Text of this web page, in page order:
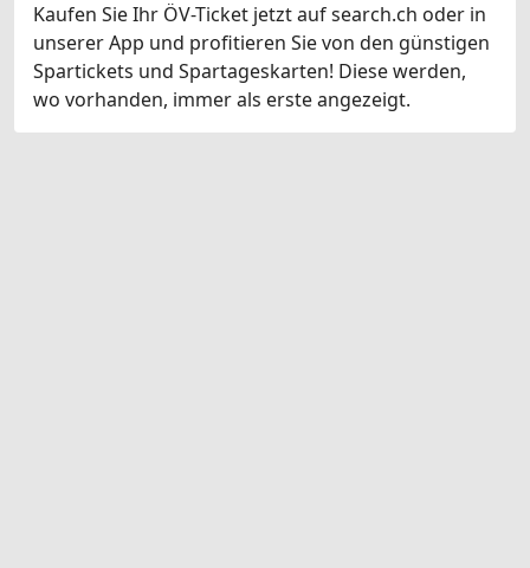
Kaufen Sie Ihr ÖV-Ticket jetzt auf search.ch oder in
unserer App und profitieren Sie von den günstigen
Spartickets und Spartageskarten! Diese werden,
wo vorhanden, immer als erste angezeigt.